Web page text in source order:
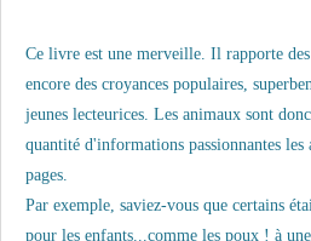
Ce livre est une merveille. Il rapporte
encore des croyances populaires,
jeunes lecteurices. Les animaux sont
quantité d'informations passionnantes les
pages.
Par exemple, saviez-vous que certains
pour les enfants...comme les poux ! à